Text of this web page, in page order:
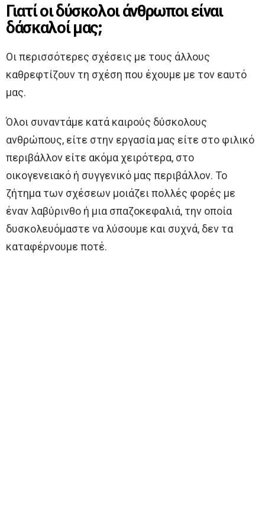
Γιατί οι δύσκολοι άνθρωποι είναι
δάσκαλοί μας;
Οι περισσότερες σχέσεις με τους άλλους
καθρεφτίζουν τη σχέση που έχουμε με τον εαυτό
μας.
Όλοι συναντάμε κατά καιρούς δύσκολους
ανθρώπους, είτε στην εργασία μας είτε στο φιλικό
περιβάλλον είτε ακόμα χειρότερα, στο
οικογενειακό ή συγγενικό μας περιβάλλον. Το
ζήτημα των σχέσεων μοιάζει πολλές φορές με
έναν λαβύρινθο ή μια σπαζοκεφαλιά, την οποία
δυσκολευόμαστε να λύσουμε και συχνά, δεν τα
καταφέρνουμε ποτέ.